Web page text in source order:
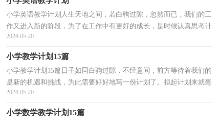
小学英语教学计划人生天地之间，若白驹过隙，忽然而已，我们的工
作又进入新的阶段，为了在工作中有更好的成长，是时候认真思考计
划该如何写了。相信大家又在为写计划犯愁了？以下是小编...
2024-05-20
小学教学计划15篇
小学教学计划15篇日子如同白驹过隙，不经意间，前方等待着我们的
是新的机遇和挑战，为此需要好好地写一份计划了。拟起计划来就毫
无头绪？下面是小编整理的小学教学计划，仅供参考，欢迎...
2024-05-20
小学数学教学计划15篇